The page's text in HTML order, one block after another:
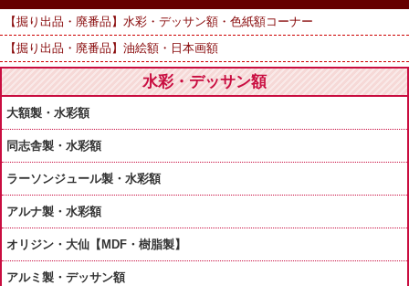
【掘り出品・廃番品】水彩・デッサン額・色紙額コーナー
【掘り出品・廃番品】油絵額・日本画額
水彩・デッサン額
大額製・水彩額
同志舎製・水彩額
ラーソンジュール製・水彩額
アルナ製・水彩額
オリジン・大仙【MDF・樹脂製】
アルミ製・デッサン額